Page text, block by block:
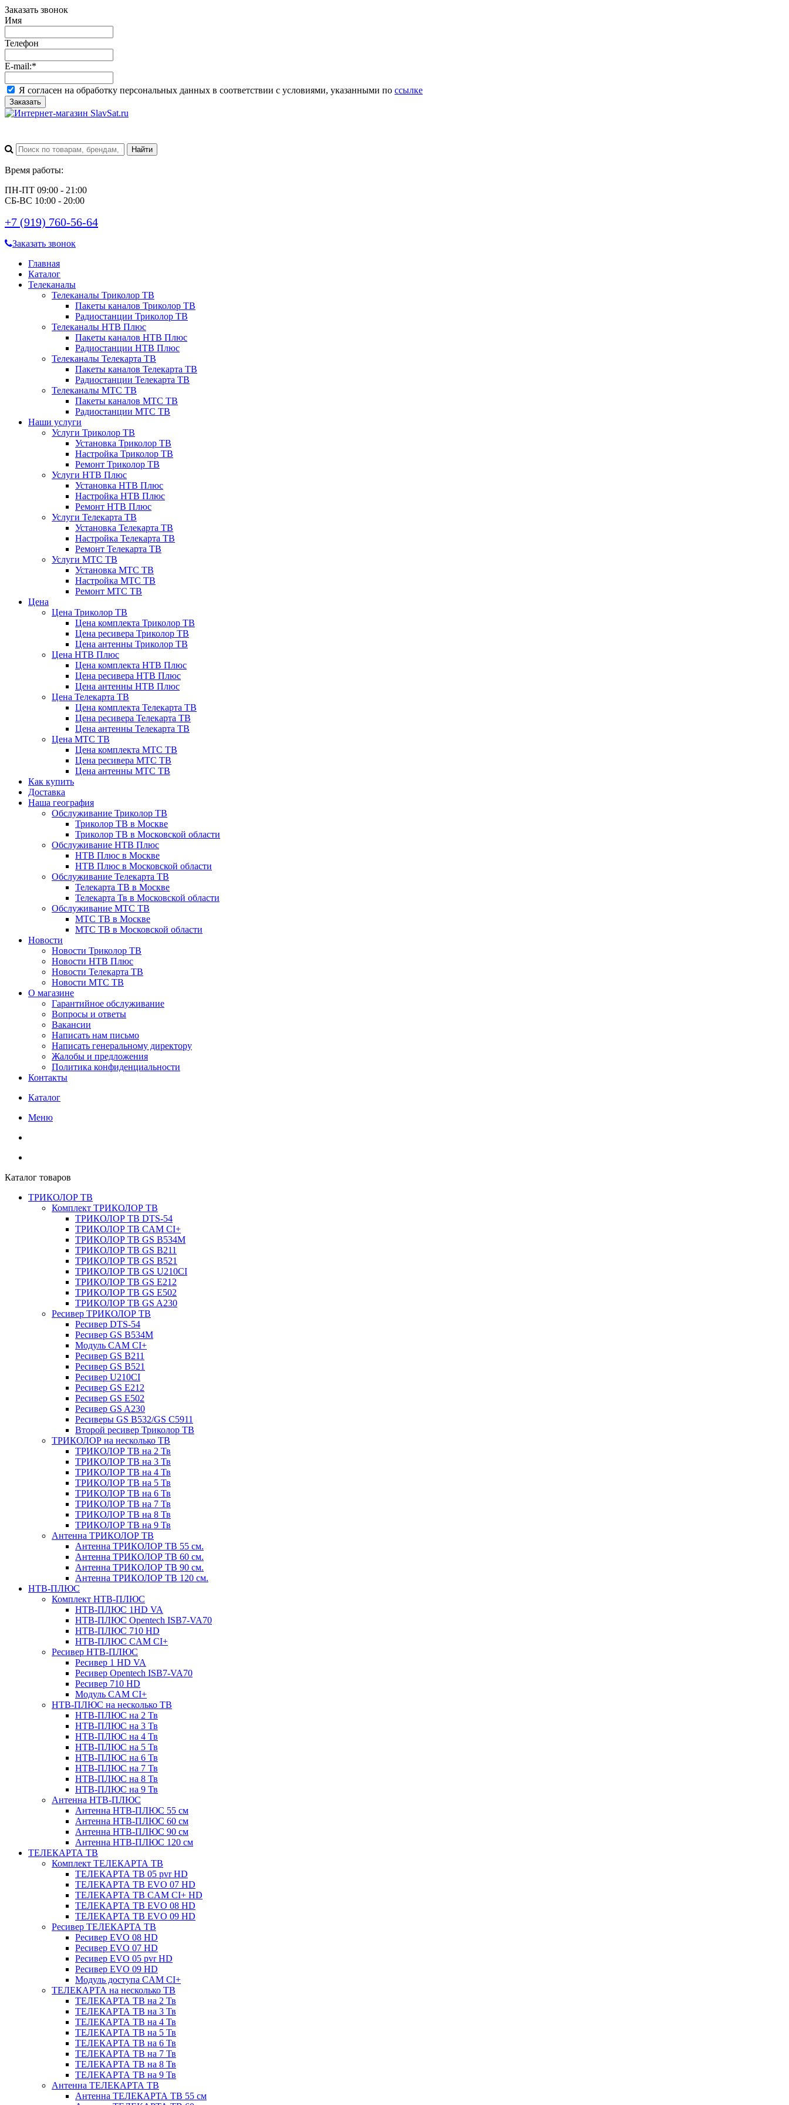
Заказать звонок
Имя
Телефон
E-mail:*
Я согласен на обработку персональных данных в соответствии с условиями, указанными по ссылке
Заказать
Время работы:
ПН-ПТ 09:00 - 21:00
СБ-ВС 10:00 - 20:00
+7 (919) 760-56-64
Заказать звонок
Главная
Каталог
Телеканалы
Телеканалы Триколор ТВ
Пакеты каналов Триколор ТВ
Радиостанции Триколор ТВ
Телеканалы НТВ Плюс
Пакеты каналов НТВ Плюс
Радиостанции НТВ Плюс
Телеканалы Телекарта ТВ
Пакеты каналов Телекарта ТВ
Радиостанции Телекарта ТВ
Телеканалы МТС ТВ
Пакеты каналов МТС ТВ
Радиостанции МТС ТВ
Наши услуги
Услуги Триколор ТВ
Установка Триколор ТВ
Настройка Триколор ТВ
Ремонт Триколор ТВ
Услуги НТВ Плюс
Установка НТВ Плюс
Настройка НТВ Плюс
Ремонт НТВ Плюс
Услуги Телекарта ТВ
Установка Телекарта ТВ
Настройка Телекарта ТВ
Ремонт Телекарта ТВ
Услуги МТС ТВ
Установка МТС ТВ
Настройка МТС ТВ
Ремонт МТС ТВ
Цена
Цена Триколор ТВ
Цена комплекта Триколор ТВ
Цена ресивера Триколор ТВ
Цена антенны Триколор ТВ
Цена НТВ Плюс
Цена комплекта НТВ Плюс
Цена ресивера НТВ Плюс
Цена антенны НТВ Плюс
Цена Телекарта ТВ
Цена комплекта Телекарта ТВ
Цена ресивера Телекарта ТВ
Цена антенны Телекарта ТВ
Цена МТС ТВ
Цена комплекта МТС ТВ
Цена ресивера МТС ТВ
Цена антенны МТС ТВ
Как купить
Доставка
Наша география
Обслуживание Триколор ТВ
Триколор ТВ в Москве
Триколор ТВ в Московской области
Обслуживание НТВ Плюс
НТВ Плюс в Москве
НТВ Плюс в Московской области
Обслуживание Телекарта ТВ
Телекарта ТВ в Москве
Телекарта Тв в Московской области
Обслуживание МТС ТВ
МТС ТВ в Москве
МТС ТВ в Московской области
Новости
Новости Триколор ТВ
Новости НТВ Плюс
Новости Телекарта ТВ
Новости МТС ТВ
О магазине
Гарантийное обслуживание
Вопросы и ответы
Вакансии
Написать нам письмо
Написать генеральному директору
Жалобы и предложения
Политика конфиденциальности
Контакты
Каталог
Меню
Каталог товаров
ТРИКОЛОР ТВ
Комплект ТРИКОЛОР ТВ
ТРИКОЛОР ТВ DTS-54
ТРИКОЛОР ТВ CAM CI+
ТРИКОЛОР ТВ GS B534M
ТРИКОЛОР ТВ GS B211
ТРИКОЛОР ТВ GS B521
ТРИКОЛОР ТВ GS U210CI
ТРИКОЛОР ТВ GS E212
ТРИКОЛОР ТВ GS E502
ТРИКОЛОР ТВ GS A230
Ресивер ТРИКОЛОР ТВ
Ресивер DTS-54
Ресивер GS B534M
Модуль CAM CI+
Ресивер GS B211
Ресивер GS B521
Ресивер U210CI
Ресивер GS E212
Ресивер GS E502
Ресивер GS A230
Ресиверы GS B532/GS C5911
Второй ресивер Триколор ТВ
ТРИКОЛОР на несколько ТВ
ТРИКОЛОР ТВ на 2 Тв
ТРИКОЛОР ТВ на 3 Тв
ТРИКОЛОР ТВ на 4 Тв
ТРИКОЛОР ТВ на 5 Тв
ТРИКОЛОР ТВ на 6 Тв
ТРИКОЛОР ТВ на 7 Тв
ТРИКОЛОР ТВ на 8 Тв
ТРИКОЛОР ТВ на 9 Тв
Антенна ТРИКОЛОР ТВ
Антенна ТРИКОЛОР ТВ 55 см.
Антенна ТРИКОЛОР ТВ 60 см.
Антенна ТРИКОЛОР ТВ 90 см.
Антенна ТРИКОЛОР ТВ 120 см.
НТВ-ПЛЮС
Комплект НТВ-ПЛЮС
НТВ-ПЛЮС 1HD VA
НТВ-ПЛЮС Opentech ISB7-VA70
НТВ-ПЛЮС 710 HD
НТВ-ПЛЮС CAM CI+
Ресивер НТВ-ПЛЮС
Ресивер 1 HD VA
Ресивер Opentech ISB7-VA70
Ресивер 710 HD
Модуль CAM CI+
НТВ-ПЛЮС на несколько ТВ
НТВ-ПЛЮС на 2 Тв
НТВ-ПЛЮС на 3 Тв
НТВ-ПЛЮС на 4 Тв
НТВ-ПЛЮС на 5 Тв
НТВ-ПЛЮС на 6 Тв
НТВ-ПЛЮС на 7 Тв
НТВ-ПЛЮС на 8 Тв
НТВ-ПЛЮС на 9 Тв
Антенна НТВ-ПЛЮС
Антенна НТВ-ПЛЮС 55 см
Антенна НТВ-ПЛЮС 60 см
Антенна НТВ-ПЛЮС 90 см
Антенна НТВ-ПЛЮС 120 см
ТЕЛЕКАРТА ТВ
Комплект ТЕЛЕКАРТА ТВ
ТЕЛЕКАРТА ТВ 05 pvr HD
ТЕЛЕКАРТА ТВ EVO 07 HD
ТЕЛЕКАРТА ТВ CAM CI+ HD
ТЕЛЕКАРТА ТВ EVO 08 HD
ТЕЛЕКАРТА ТВ EVO 09 HD
Ресивер ТЕЛЕКАРТА ТВ
Ресивер EVO 08 HD
Ресивер EVO 07 HD
Ресивер EVO 05 pvr HD
Ресивер EVO 09 HD
Модуль доступа CAM CI+
ТЕЛЕКАРТА на несколько ТВ
ТЕЛЕКАРТА ТВ на 2 Тв
ТЕЛЕКАРТА ТВ на 3 Тв
ТЕЛЕКАРТА ТВ на 4 Тв
ТЕЛЕКАРТА ТВ на 5 Тв
ТЕЛЕКАРТА ТВ на 6 Тв
ТЕЛЕКАРТА ТВ на 7 Тв
ТЕЛЕКАРТА ТВ на 8 Тв
ТЕЛЕКАРТА ТВ на 9 Тв
Антенна ТЕЛЕКАРТА ТВ
Антенна ТЕЛЕКАРТА ТВ 55 см